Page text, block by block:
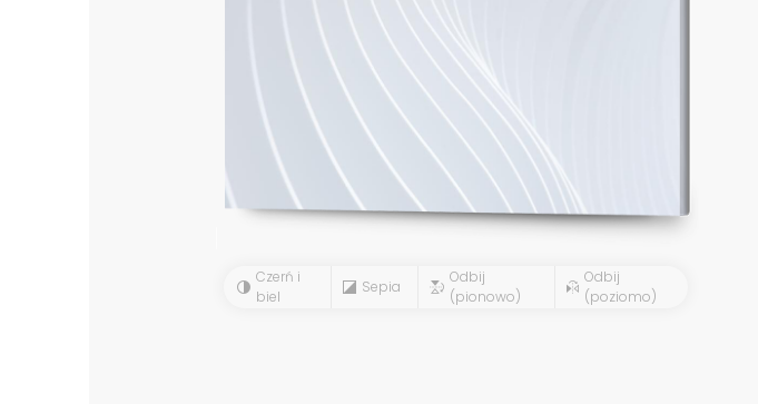
Czerń i
biel
Sepia
Odbij
(pionowo)
Odbij
(poziomo)